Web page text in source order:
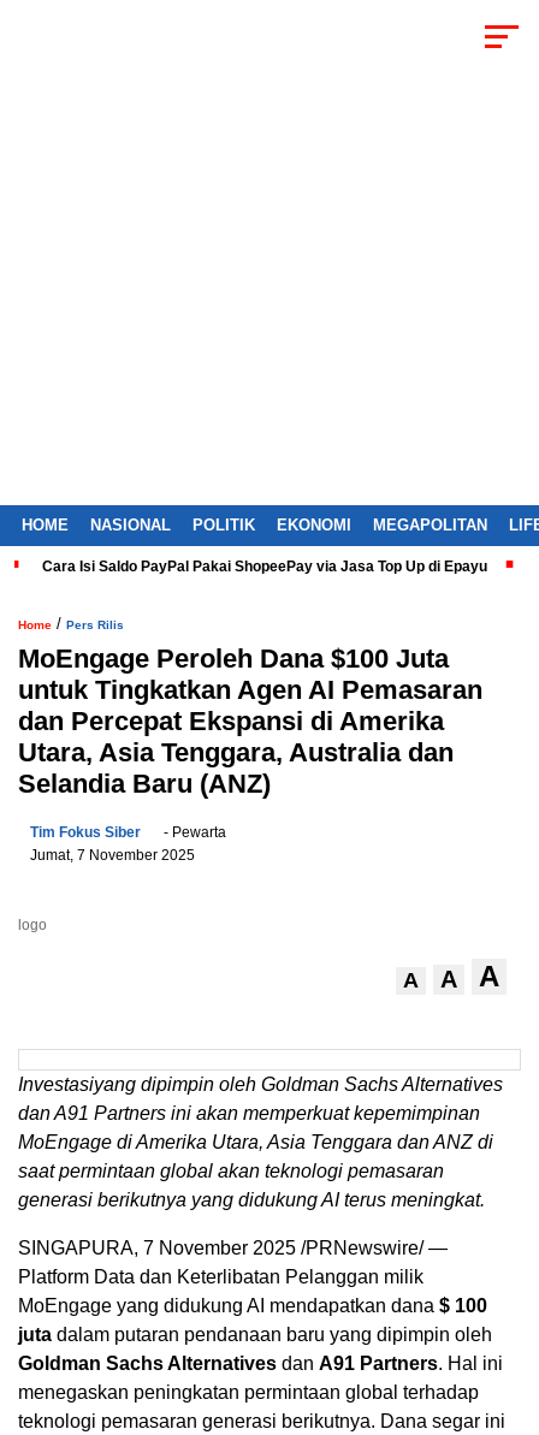
HOME NASIONAL POLITIK EKONOMI MEGAPOLITAN
Cara Isi Saldo PayPal Pakai ShopeePay via Jasa Top Up di Epayu
Home / Pers Rilis
MoEngage Peroleh Dana $100 Juta
untuk Tingkatkan Agen AI Pemasaran
dan Percepat Ekspansi di Amerika
Utara, Asia Tenggara, Australia dan
Selandia Baru (ANZ)
Tim Fokus Siber
- Pewarta
Jumat, 7 November 2025
logo
A A A
Investasiyang dipimpin oleh Goldman Sachs Alternatives
dan A91 Partners ini akan memperkuat kepemimpinan
MoEngage diAmerika Utara, Asia Tenggara danANZ di
saat permintaan global akan teknologi pemasaran
generasi berikutnya yang didukung AI terus meningkat.
SINGAPURA, 7 November 2025 /PRNewswire/ —
Platform Data dan Keterlibatan Pelanggan milik
MoEngage yang didukung AI mendapatkan dana $ 100
juta dalam putaran pendanaan baru yang dipimpin oleh
Goldman Sachs Alternatives dan A91 Partners. Hal ini
menegaskan peningkatan permintaan global terhadap
teknologi pemasaran generasi berikutnya. Dana segar ini